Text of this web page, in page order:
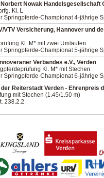
Norbert Nowak Handelsgesellschaft
Kl. L
Springpferde-Championat 4-jährige
VTV Versicherung, Hannover und
Kl. M* mit zwei Umläufen
Springpferde-Championat 5-jährige
Verbandes e.V., Verden
Kl. M* mit Stechen
Springpferde-Championat 6-jährige
Reiterstadt Verden - Ehrenpreis
mit Stechen (1.45/1.50 m)
238.2.2